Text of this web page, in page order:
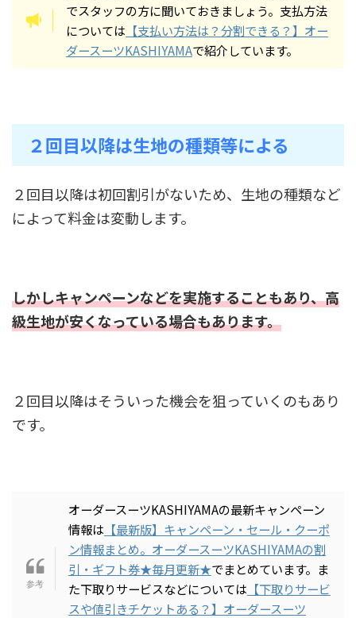
でスタッフの方に聞いておきましょう。支払方法
については 【支払い方法は？分割できる？】オー
ダースーツKASHIYAMAで紹介しています。
２回目以降は生地の種類等による
２回目以降は初回割引がないため、生地の種類など
によって料金は変動します。
しかしキャンペーンなどを実施することもあり、高
級生地が安くなっている場合もあります。
２回目以降はそういった機会を狙っていくのもあり
です。
オーダースーツKASHIYAMAの最新キャンペーン
情報は 【最新版】キャンペーン・セール・クーポ
ン情報まとめ。オーダースーツKASHIYAMAの割
引・ギフト券★毎月更新★でまとめています。ま
た下取りサービスなどについては 【下取りサービ
スや値引きチケットある？】オーダースーツ